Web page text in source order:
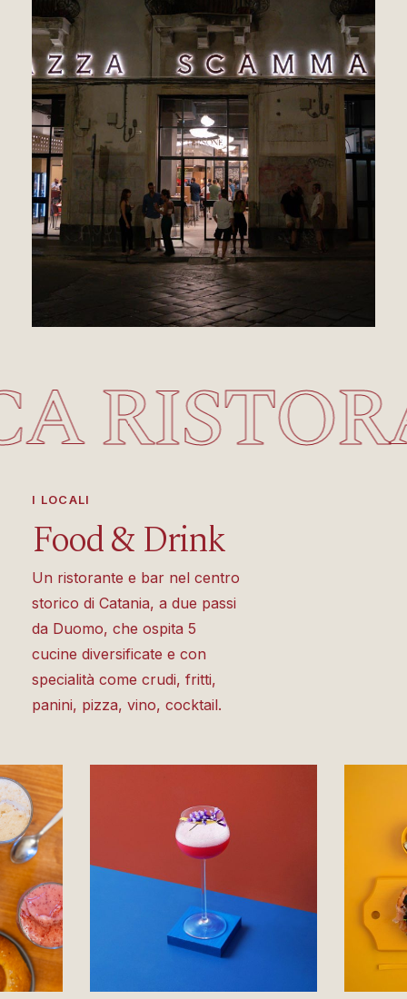
I LOCALI
Vedi
Locali
Food&Drink
Un ristorante e bar nel centro
storico di Catania, a due passi
da Duomo, che ospita 5
cucine diversificate e con
specialità come crudi, fritti,
panini, pizza, vino, cocktail.